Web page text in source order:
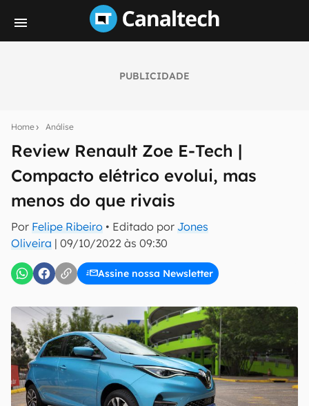
PUBLICIDADE
Home Análise
Review Renault Zoe E-Tech |
Compacto elétrico evolui, mas
menos do que rivais
Por Felipe Ribeiro • Editado por Jones
Oliveira | 09/10/2022 às 09:30
Assine nossa Newsletter
notícias e reviews sobre tecnologia em primeira
mão.
E-mail
inscreva-se
Confirmo que li, aceito e concordo com os Termos de
Uso e Política de Privacidade do Canaltech.